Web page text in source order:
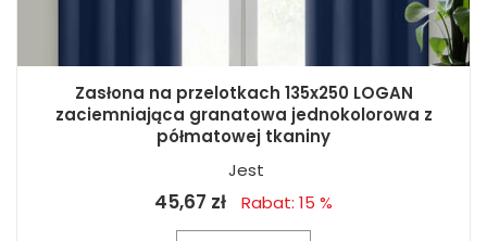
Zasłona na przelotkach 135x250 LOGAN
zaciemniająca granatowa jednokolorowa z
półmatowej tkaniny
Jest
45,67 zł Rabat: 15 %